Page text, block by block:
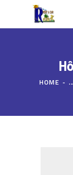
HOME ...
QUI